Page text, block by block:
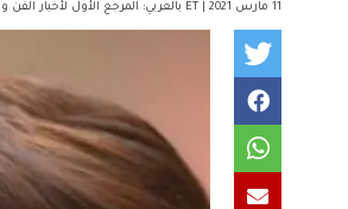
11 مارس 2021 | ET بالعربي: المرجع الأول لأخبار الفن والترفيه في العالم العربي